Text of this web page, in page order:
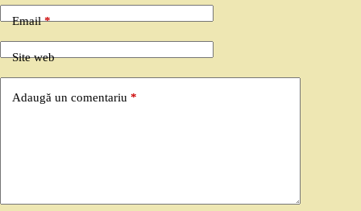
Email*
Site web
Adaugă un comentariu *